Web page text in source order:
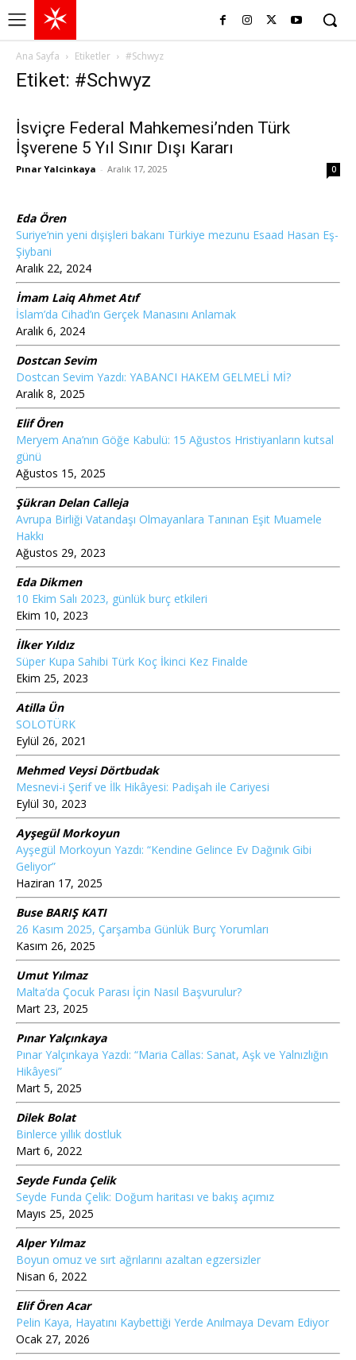
Ana Sayfa Etiketler #Schwyz
Etiket: #Schwyz
İsviçre Federal Mahkemesi’nden Türk
İşverene 5 Yıl Sınır Dışı Kararı
Pınar Yalcinkaya - Aralık 17, 2025 0
Eda Ören
Suriye’nin yeni dışişleri bakanı Türkiye mezunu Esaad Hasan Eş-
Şiybani
Aralık 22, 2024
İmam Laiq Ahmet Atıf
İslam’da Cihad’ın Gerçek Manasını Anlamak
Aralık 6, 2024
Dostcan Sevim
Dostcan Sevim Yazdı: YABANCI HAKEM GELMELİ Mİ?
Aralık 8, 2025
Elif Ören
Meryem Ana’nın Göğe Kabulü: 15 Ağustos Hristiyanların kutsal
günü
Ağustos 15, 2025
Şükran Delan Calleja
Avrupa Birliği Vatandaşı Olmayanlara Tanınan Eşit Muamele
Hakkı
Ağustos 29, 2023
Eda Dikmen
10 Ekim Salı 2023, günlük burç etkileri
Ekim 10, 2023
İlker Yıldız
Süper Kupa Sahibi Türk Koç İkinci Kez Finalde
Ekim 25, 2023
Atilla Ün
SOLOTÜRK
Eylül 26, 2021
Mehmed Veysi Dörtbudak
Mesnevi-i Şerif ve İlk Hikâyesi: Padişah ile Cariyesi
Eylül 30, 2023
Ayşegül Morkoyun
Ayşegül Morkoyun Yazdı: “Kendine Gelince Ev Dağınık Gibi
Geliyor”
Haziran 17, 2025
Buse BARIŞ KATI
26 Kasım 2025, Çarşamba Günlük Burç Yorumları
Kasım 26, 2025
Umut Yılmaz
Malta’da Çocuk Parası İçin Nasıl Başvurulur?
Mart 23, 2025
Pınar Yalçınkaya
Pınar Yalçınkaya Yazdı: “Maria Callas: Sanat, Aşk ve Yalnızlığın
Hikâyesi”
Mart 5, 2025
Dilek Bolat
Binlerce yıllık dostluk
Mart 6, 2022
Seyde Funda Çelik
Seyde Funda Çelik: Doğum haritası ve bakış açımız
Mayıs 25, 2025
Alper Yılmaz
Boyun omuz ve sırt ağrılarını azaltan egzersizler
Nisan 6, 2022
Elif Ören Acar
Pelin Kaya, Hayatını Kaybettiği Yerde Anılmaya Devam Ediyor
Ocak 27, 2026